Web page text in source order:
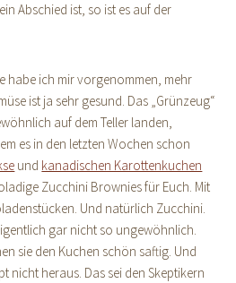
Abschied ist, so ist es auf der
habe ich mir vorgenommen, mehr
ist ja sehr gesund. Das „Grünzeug“
auf dem Teller landen,
es in den letzten Wochen schon
und kanadischen Karottenkuchen
Zucchini Brownies für Euch. Mit
Und natürlich Zucchini.
gar nicht so ungewöhnlich.
sie den Kuchen schön saftig. Und
nicht heraus. Das sei den Skeptikern